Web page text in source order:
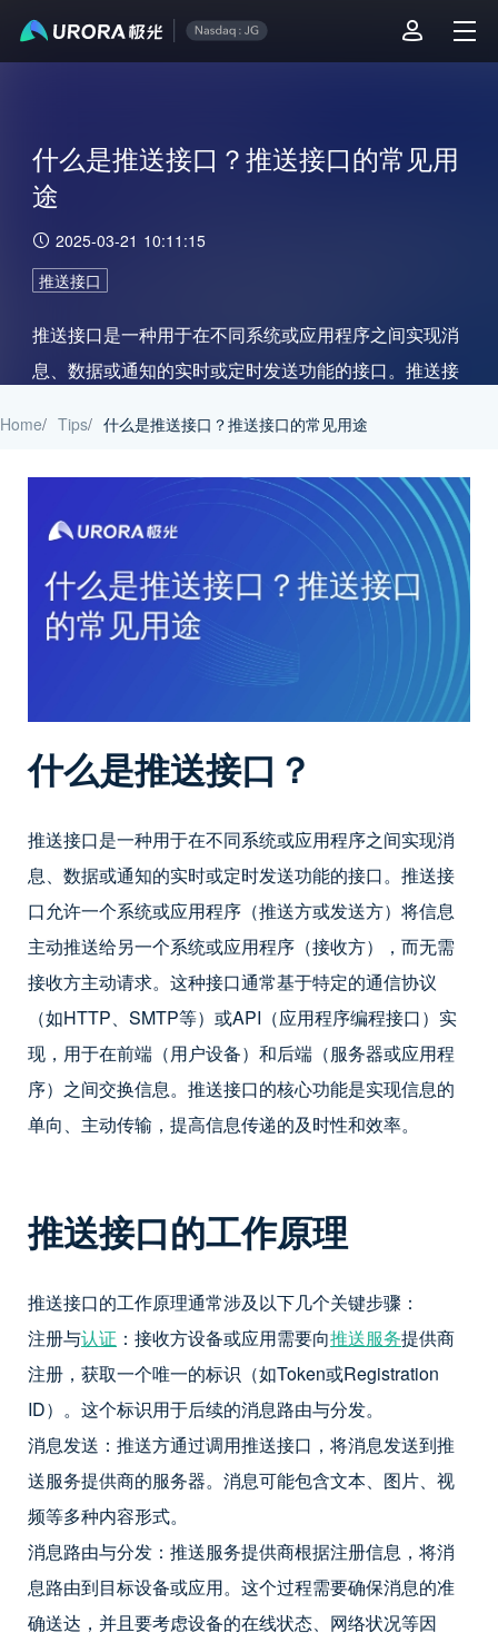
什么是推送接口？推送接口的常见用
途
2025-03-21 10:11:15
推送接口
推送接口是一种用于在不同系统或应用程序之间实现消
息、数据或通知的实时或定时发送功能的接口。推送接
主动推送给另一个系统或应用程序（接收方），而无需
接收方主动请求。
Home/ Tips/ 什么是推送接口？推送接口的常见用途
什么是推送接口？
推送接口是一种用于在不同系统或应用程序之间实现消
息、数据或通知的实时或定时发送功能的接口。推送接
口允许一个系统或应用程序（推送方或发送方）将信息
主动推送给另一个系统或应用程序（接收方），而无需
接收方主动请求。这种接口通常基于特定的通信协议
（如HTTP、SMTP等）或API（应用程序编程接口）实
现，用于在前端（用户设备）和后端（服务器或应用程
序）之间交换信息。推送接口的核心功能是实现信息的
单向、主动传输，提高信息传递的及时性和效率。
推送接口的工作原理
推送接口的工作原理通常涉及以下几个关键步骤：
注册与认证 ：接收方设备或应用需要向推送服务提供商
注册，获取一个唯一的标识（如Token或Registration
ID）。这个标识用于后续的消息路由与分发。
消息发送：推送方通过调用推送接口，将消息发送到推
送服务提供商的服务器。消息可能包含文本、图片、视
频等多种内容形式。
消息路由与分发：推送服务提供商根据注册信息，将消
息路由到目标设备或应用。这个过程需要确保消息的准
确送达，并且要考虑设备的在线状态、网络状况等因